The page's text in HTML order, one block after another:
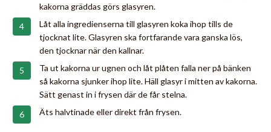
kakorna gräddas görs glasyren.
Låt alla ingredienserna till glasyren koka ihop tills de
tjocknat lite. Glasyren ska fortfarande vara ganska lös,
den tjocknar när den kallnar.
Ta ut kakorna ur ugnen och låt plåten falla ner på bänken
så kakorna sjunker ihop lite. Häll glasyr i mitten av kakorna.
Sätt genast in i frysen där de får stelna.
Äts halvtinade eller direkt från frysen.